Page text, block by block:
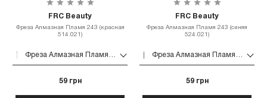
FRC Beauty
Фреза Алмазная Пламя 243 (красная
514.021)
Фреза Алмазная Пламя 243 (красная 514.021)
59 грн
FRC Beauty
Фреза Алмазная Пламя 243 (синяя
524.021)
Фреза Алмазная Пламя 243 (синяя 524.021)
59 грн